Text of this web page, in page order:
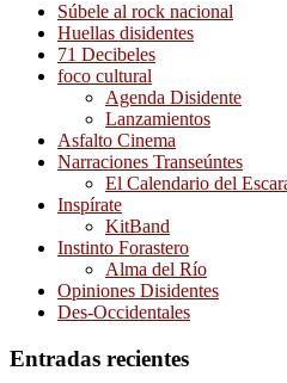
Súbele al rock nacional
Huellas disidentes
71 Decibeles
foco cultural
Agenda Disidente
Lanzamientos
Asfalto Cinema
Narraciones Transeúntes
El Calendario del
Inspírate
KitBand
Instinto Forastero
Alma del Río
Opiniones Disidentes
Des-Occidentales
Entradas recientes